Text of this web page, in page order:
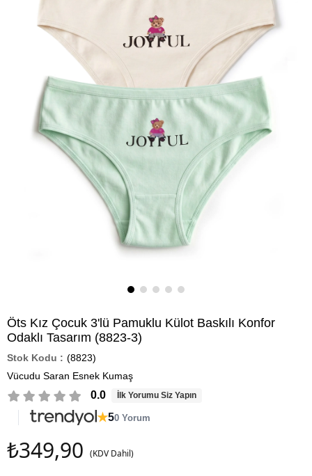
Öts Kız Çocuk 3'lü Pamuklu Külot Baskılı Konfor
Odaklı Tasarım (8823-3)
(8823)
Vücudu Saran Esnek Kumaş
0.0 İlk Yorumu Siz Yapın
★50 Yorum
₺349,90 (KDV Dahil)